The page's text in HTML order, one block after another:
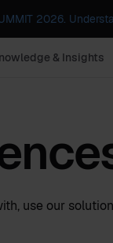
2026.
& Insights
use our